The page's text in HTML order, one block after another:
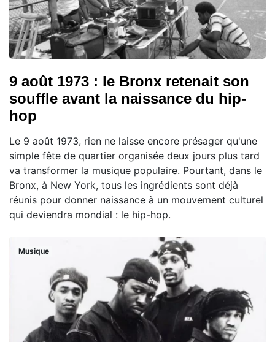
9 août 1973 : le Bronx retenait son
souffle avant la naissance du hip-
hop
Le 9 août 1973, rien ne laisse encore présager qu'une
simple fête de quartier organisée deux jours plus tard
va transformer la musique populaire. Pourtant, dans le
Bronx, à New York, tous les ingrédients sont déjà
réunis pour donner naissance à un mouvement culturel
qui deviendra mondial : le hip-hop.
Musique